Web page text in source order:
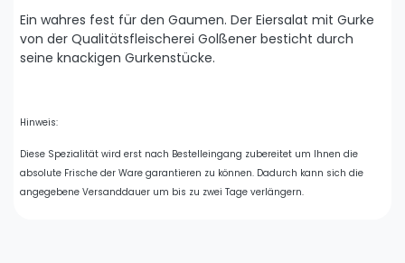
Ein wahres fest für den Gaumen. Der Eiersalat mit Gurke
von der Qualitätsfleischerei Golßener besticht durch
seine knackigen Gurkenstücke.
Hinweis:
Diese Spezialität wird erst nach Bestelleingang zubereitet um Ihnen die
absolute Frische der Ware garantieren zu können. Dadurch kann sich die
angegebene Versanddauer um bis zu zwei Tage verlängern.